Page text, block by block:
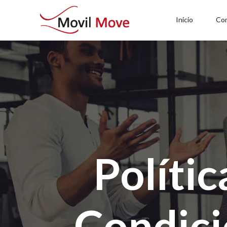
Inicio